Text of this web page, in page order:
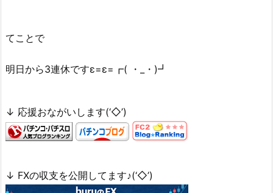
てことで
明日から3連休ですε=ε=┏( ・_・)┛
↓ 応援おながいします(‘◇’)ゞ
↓ FXの収支を公開してます♪(‘◇’)ゞ